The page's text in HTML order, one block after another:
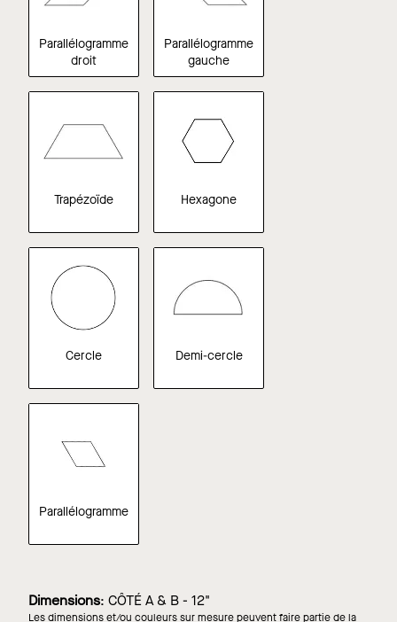
Parallélogramme
droit
Parallélogramme
gauche
Trapézoïde Hexagone
Cercle Demi-cercle
Parallélogramme
Dimensions: CÔTÉ A & B - 12"
Les dimensions et/ou couleurs sur mesure peuvent faire partie de la